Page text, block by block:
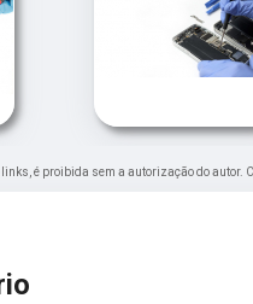
é proibida sem a autorização do